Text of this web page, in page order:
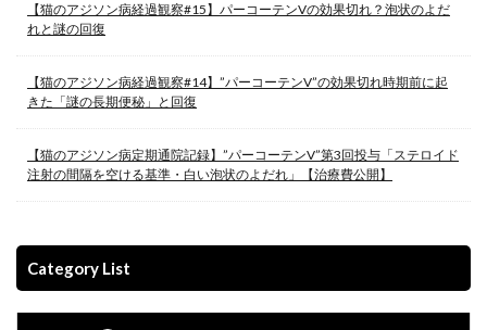
【猫のアジソン病経過観察#15】パーコーテンVの効果切れ？泡状のよだ
れと謎の回復
【猫のアジソン病経過観察#14】”パーコーテンV”の効果切れ時期前に起
きた「謎の長期便秘」と回復
【猫のアジソン病定期通院記録】”パーコーテンV”第3回投与「ステロイド
注射の間隔を空ける基準・白い泡状のよだれ」【治療費公開】
Category List